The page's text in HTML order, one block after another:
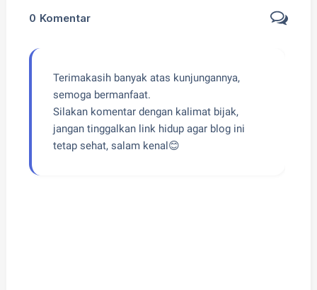
0 Komentar
Terimakasih banyak atas kunjungannya,
semoga bermanfaat.
Silakan komentar dengan kalimat bijak,
jangan tinggalkan link hidup agar blog ini
tetap sehat, salam kenal😊